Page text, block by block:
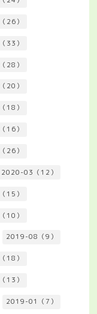
26）
33）
28）
20）
18）
16）
26）
2020-03（12）
15）
10）
2019-08（9）
18）
13）
2019-01（7）